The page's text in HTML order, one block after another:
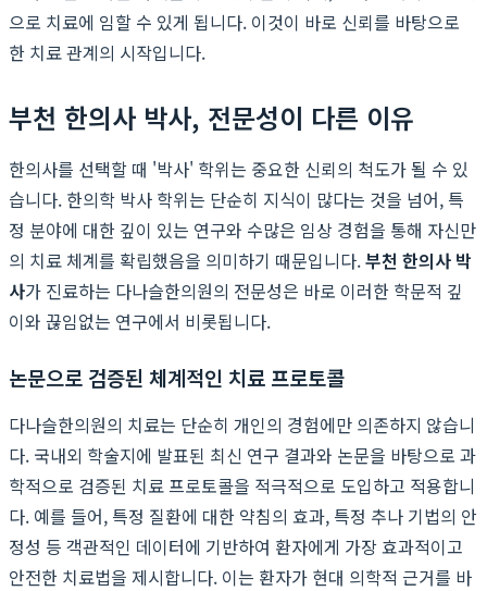
으로 치료에 임할 수 있게 됩니다. 이것이 바로 신뢰를 바탕으로
한 치료 관계의 시작입니다.
부천 한의사 박사, 전문성이 다른 이유
한의사를 선택할 때 '박사' 학위는 중요한 신뢰의 척도가 될 수 있
습니다. 한의학 박사 학위는 단순히 지식이 많다는 것을 넘어, 특
정 분야에 대한 깊이 있는 연구와 수많은 임상 경험을 통해 자신만
의 치료 체계를 확립했음을 의미하기 때문입니다.부천 한의사 박
사가 진료하는 다나슬한의원의 전문성은 바로 이러한 학문적 깊
이와 끊임없는 연구에서 비롯됩니다.
논문으로 검증된 체계적인 치료 프로토콜
다나슬한의원의 치료는 단순히 개인의 경험에만 의존하지 않습니
다. 국내외 학술지에 발표된 최신 연구 결과와 논문을 바탕으로 과
학적으로 검증된 치료 프로토콜을 적극적으로 도입하고 적용합니
다. 예를 들어, 특정 질환에 대한 약침의 효과, 특정 추나 기법의 안
정성 등 객관적인 데이터에 기반하여 환자에게 가장 효과적이고
안전한 치료법을 제시합니다. 이는 환자가 현대 의학적 근거를 바